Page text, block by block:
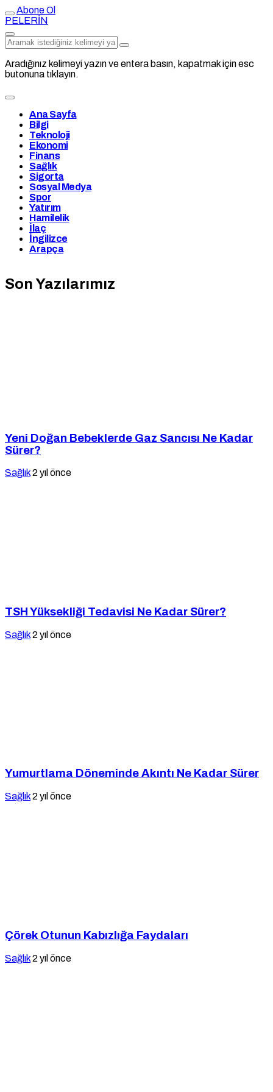
Abone Ol
PELERİN
Aradığınız kelimeyi yazın ve entera basın, kapatmak için esc
butonuna tıklayın.
Ana Sayfa
Bilgi
Teknoloji
Ekonomi
Finans
Sağlık
Sigorta
Sosyal Medya
Spor
Yatırım
Hamilelik
İlaç
İngilizce
Arapça
Son Yazılarımız
Yeni Doğan Bebeklerde Gaz Sancısı Ne Kadar
Sürer?
Sağlık2 yıl önce
TSH Yüksekliği Tedavisi Ne Kadar Sürer?
Sağlık2 yıl önce
Yumurtlama Döneminde Akıntı Ne Kadar Sürer
Sağlık2 yıl önce
Çörek Otunun Kabızlığa Faydaları
Sağlık2 yıl önce